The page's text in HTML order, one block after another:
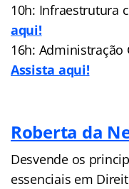
10h: Infraestrutura
aqui!
16h: Administração
Assista aqui!
Roberta da
Desvende os
essenciais em